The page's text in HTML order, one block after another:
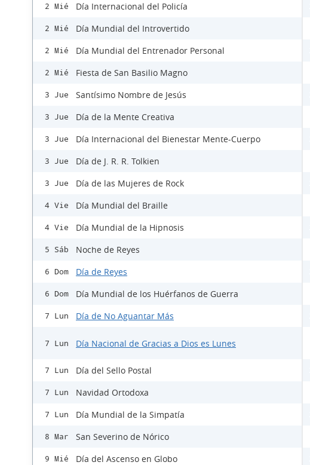
2 Mié Día Internacional del Policía
2 Mié Día Mundial del Introvertido
2 Mié Día Mundial del Entrenador Personal
2 Mié Fiesta de San Basilio Magno
3 Jue Santísimo Nombre de Jesús
3 Jue Día de la Mente Creativa
3 Jue Día Internacional del Bienestar Mente-Cuerpo
3 Jue Día de J. R. R. Tolkien
3 Jue Día de las Mujeres de Rock
4 Vie Día Mundial del Braille
4 Vie Día Mundial de la Hipnosis
5 Sáb Noche de Reyes
6 Dom Día de Reyes
6 Dom Día Mundial de los Huérfanos de Guerra
7 Lun Día de No Aguantar Más
7 Lun Día Nacional de Gracias a Dios es Lunes
7 Lun Día del Sello Postal
7 Lun Navidad Ortodoxa
7 Lun Día Mundial de la Simpatía
8 Mar San Severino de Nórico
9 Mié Día del Ascenso en Globo